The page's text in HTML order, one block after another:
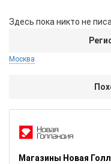
Здесь пока никто не
Москва
Магазины Новая